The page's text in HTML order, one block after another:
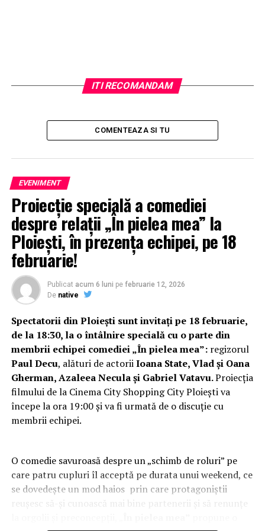
Cafea
Ceai
Vinuri
Racoritoare
Cocktail-uri
Galerie foto preparate Trattoria &
Pizza Giovane
De asemenea, primim comenzi telefonice, insa nu le
livram la domiciliu, astfel incat va asteptam pe
dumneavoastra sa le ridicati personal, intr-un cadru
placut, la terasa pe care am amenajat-o special pentru
servirea clientilor nostri.
Misiunea noastra este de a crea cele mai delicioase si mai
indite preparate, astfel incat clientii nostri sa fie pe
deplin multumiti, intrucat ei sunt cei mai importanti
pentru noi.
puteti accesa in orice moment pentru a vizualiza
meniurile si baturile pe care vi le oferim cu drag.
ITI RECOMANDAM
COMENTEAZA SI TU
EVENIMENT
Proiecție specială a comediei
despre relații „În pielea mea” la
Ploiești, în prezența echipei, pe 18
februarie!
Publicat acum 6 luni pe februarie 12, 2026
De native
Spectatorii din Ploiești sunt invitați pe 18 februarie,
de la 18:30, la o întâlnire specială cu o parte din
membrii echipei comediei „În pielea mea”: regizorul
Paul Decu, alături de actoriiIoana State, Vlad și Oana
Gherman, Azaleea Necula și Gabriel Vatavu.Proiecția
filmului de la Cinema City Shopping City Ploiești va
începe la ora 19:00 și va fi urmată de o discuție cu
membrii echipei.
O comedie savuroasă despre un „schimb de roluri” pe
care patru cupluri îl acceptă pe durata unui weekend, ce
se dovedește un mod haios prin care protagoniștii
reușesc să-și cunoască mai bine partenerii și să renunțe